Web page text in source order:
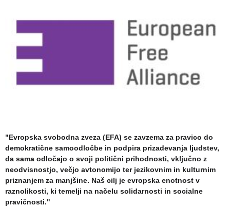
"Evropska svobodna zveza (EFA) se zavzema za pravico do
demokratične samoodločbe in podpira prizadevanja ljudstev,
da sama odločajo o svoji politični prihodnosti, vključno z
neodvisnostjo, večjo avtonomijo ter jezikovnim in kulturnim
priznanjem za manjšine. Naš cilj je evropska enotnost v
raznolikosti, ki temelji na načelu solidarnosti in socialne
pravičnosti."